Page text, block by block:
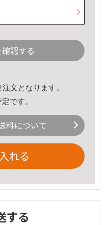
認する
文となります。
です。
料について
れる
する